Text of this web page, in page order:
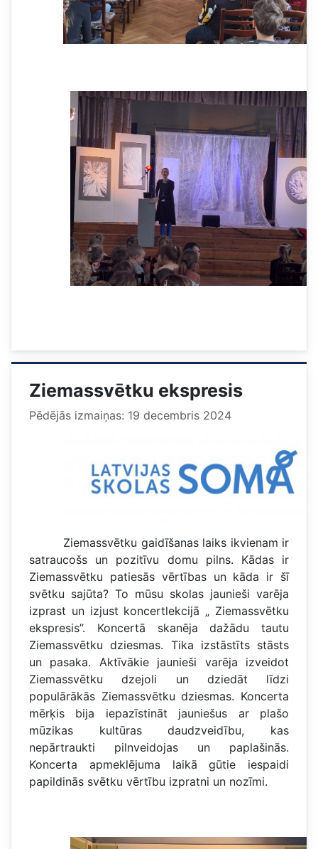
Ziemassvētku ekspresis
Pēdējās izmaiņas: 19 decembris 2024
Ziemassvētku gaidīšanas laiks ikvienam ir
satraucošs un pozitīvu domu pilns. Kādas ir
Ziemassvētku patiesās vērtības un kāda ir šī
svētku sajūta? To mūsu skolas jaunieši varēja
izprast un izjust koncertlekcijā „ Ziemassvētku
ekspresis’’. Koncertā skanēja dažādu tautu
Ziemassvētku dziesmas. Tika izstāstīts stāsts
un pasaka. Aktīvākie jaunieši varēja izveidot
Ziemassvētku dzejoli un dziedāt līdzi
populārākās Ziemassvētku dziesmas. Koncerta
mērķis bija iepazīstināt jauniešus ar plašo
mūzikas kultūras daudzveidību, kas
nepārtraukti pilnveidojas un paplašinās.
Koncerta apmeklējuma laikā gūtie iespaidi
papildinās svētku vērtību izpratni un nozīmi.